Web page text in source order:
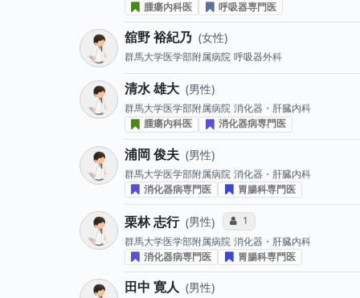
腫瘍内科医 呼吸器専門医
舘野 裕紀乃 女性
群馬大学医学部附属病院 呼吸器外科
清水 雄大 男性
群馬大学医学部附属病院 消化器・肝臓内科
腫瘍内科医
消化器病専門医
浦岡 俊夫 男性
群馬大学医学部附属病院 消化器・肝臓内科
消化器病専門医
胃腸科専門医
栗林 志行 男性 コミュニケーション・タイ
1
群馬大学医学部附属病院 消化器・肝臓内科
消化器病専門医
胃腸科専門医
田中 寛人 男性